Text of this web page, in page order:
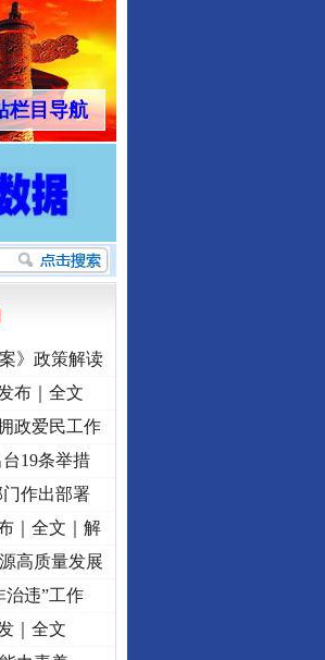
栏目导航
》政策解读
布｜全文
政爱民工作
19条举措
作出部署
｜全文｜解
高质量发展
治违”工作
｜全文